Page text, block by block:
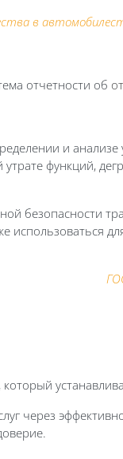
в
отчетности об
и
функций,
безопасности
через